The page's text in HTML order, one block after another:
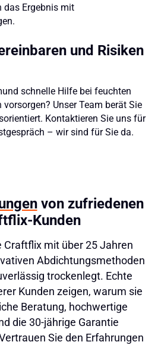
das Ergebnis mit
und Risiken
schnelle Hilfe bei feuchten
Unser Team berät Sie
Kontaktieren Sie uns für
– wir sind für Sie da.
von zufriedenen
Kunden
Craftflix mit über 25 Jahren
Abdichtungsmethoden
trockenlegt. Echte
Kunden zeigen, warum sie
Beratung, hochwertige
die 30-jährige Garantie
Sie den Erfahrungen